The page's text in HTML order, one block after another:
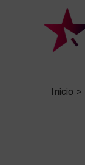
Inicio >